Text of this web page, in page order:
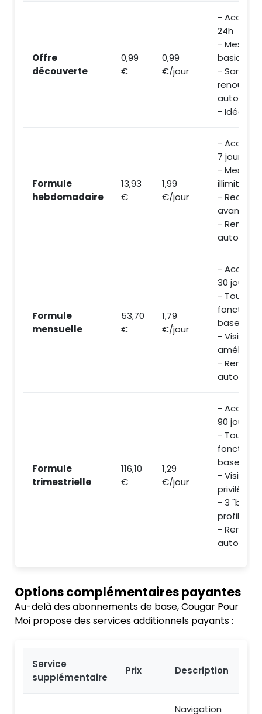
Offre
découverte
0,99
€
0,99
€/jour
- Accès
24h
-
basique
- Sans
- Idéal
Formule
hebdomadaire
13,93
€
1,99
€/jour
- Accès
7 jours
-
illimitée
-
avancée
-
Formule
mensuelle
53,70
€
1,79
€/jour
- Accès
30 jours
- Toutes
base
- Visibilité
améliorée
-
Formule
trimestrielle
116,10
€
1,29
€/jour
- Accès
90 jours
- Toutes
base
- Visibilité
privilégiée
- 3
profil
-
Options complémentaires payantes
Au-delà des abonnements de base, Cougar Pour
Moi propose des services additionnels payants :
Service
supplémentaire
Prix Description
Navigation